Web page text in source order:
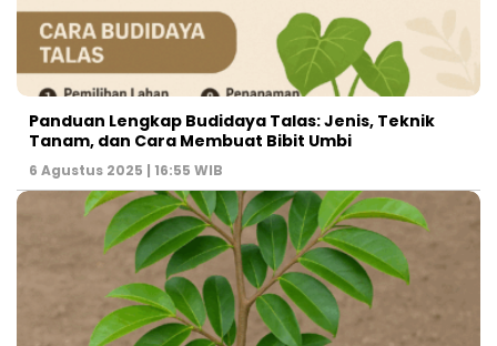
Panduan Lengkap Budidaya Talas: Jenis, Teknik
Tanam, dan Cara Membuat Bibit Umbi
6 Agustus 2025 | 16:55 WIB